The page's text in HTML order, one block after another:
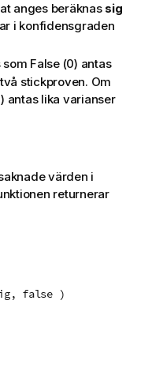
anges beräknas sig
i konfidensgraden
som False(0) antas
stickproven. Om
antas lika varianser
värden i
returnerar
false )